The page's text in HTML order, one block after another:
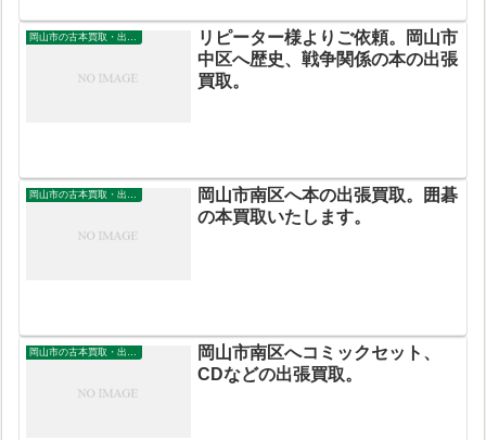
リピーター様よりご依頼。岡山市
中区へ歴史、戦争関係の本の出張
買取。
岡山市南区へ本の出張買取。囲碁
の本買取いたします。
岡山市南区へコミックセット、
CDなどの出張買取。